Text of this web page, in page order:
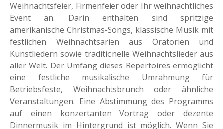
Weihnachtsfeier, Firmenfeier oder Ihr weihnachtliches
Event an. Darin enthalten sind spritzige
amerikanische Christmas-Songs, klassische Musik mit
festlichen Weihnachtsarien aus Oratorien und
Kunstliedern sowie traditionelle Weihnachtslieder aus
aller Welt. Der Umfang dieses Repertoires ermöglicht
eine festliche musikalische Umrahmung für
Betriebsfeste, Weihnachtsbrunch oder ähnliche
Veranstaltungen. Eine Abstimmung des Programms
auf einen konzertanten Vortrag oder dezente
Dinnermusik im Hintergrund ist möglich. Wenn Sie